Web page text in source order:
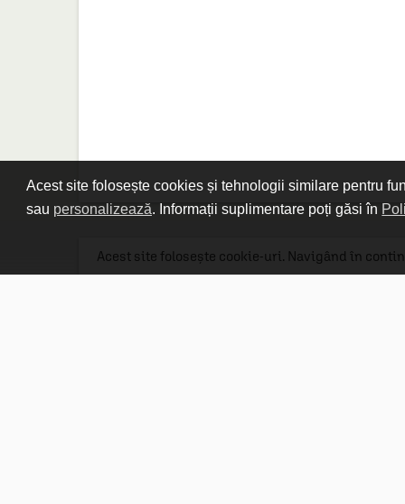
Acest site folosește cookies și tehnologii similare pentru
sau personalizează. Informații suplimentare poți găsi în
Linkuri utile
Acest site folosește cookie-uri. Navigând în